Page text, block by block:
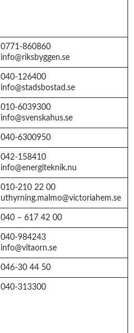
0771-860860
info@riksbyggen.se
040-126400
info@stadsbostad.se
010-6039300
info@svenskahus.se
040-6300950
042-158410
info@energiteknik.nu
010-210 22 00
uthyrning.malmo@victoriahem.se
040 – 617 42 00
040-984243
info@vitaorn.se
046-30 44 50
040-313300